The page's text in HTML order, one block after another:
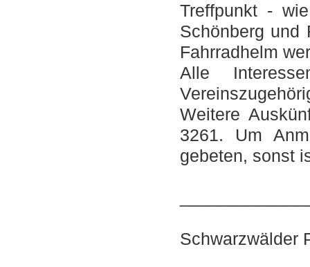
Treffpunkt -
Schönberg und
Fahrradhelm
Alle
Weitere
3261. Um
gebeten, sonst
Schwarzwälder